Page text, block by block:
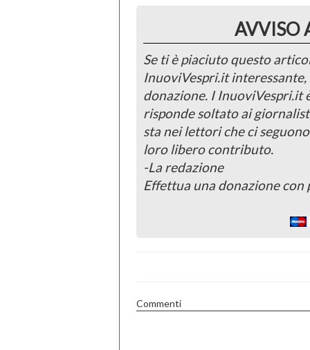
AVVISO
Se ti è piaciuto questo
InuoviVespri.it
donazione. I InuoviVespri.it
risponde soltato ai
sta nei lettori che ci
loro libero contributo.
-La redazione
Effettua una donazione con
Commenti